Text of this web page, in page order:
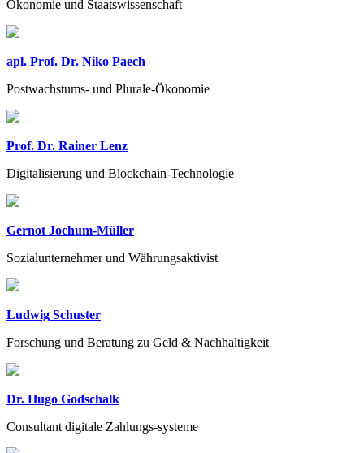
Ökonomie und Staatswissenschaft
apl. Prof. Dr. Niko Paech
Postwachstums- und Plurale-Ökonomie
Prof. Dr. Rainer Lenz
Digitalisierung und Blockchain-Technologie
Gernot Jochum-Müller
Sozialunternehmer und Währungsaktivist
Ludwig Schuster
Forschung und Beratung zu Geld & Nachhaltigkeit
Dr. Hugo Godschalk
Consultant digitale Zahlungs-systeme